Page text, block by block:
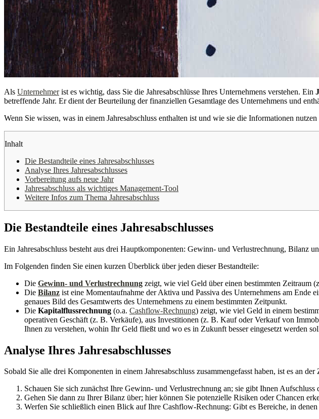
Als Unternehmerist es wichtig, dass Sie die Jahresabschlüsse Ihres Unternehmens verstehen. Ein
betreffende Jahr. Er dient der Beurteilung der finanziellen Gesamtlage des Unternehmens und
Wenn Sie wissen, was in einem Jahresabschluss enthalten ist und wie sie die Informationen
Inhalt
Die Bestandteile eines Jahresabschlusses
Analyse Ihres Jahresabschlusses
Vorbereitung aufs neue Jahr
Jahresabschluss als wichtiges Management-Tool
Weitere Infos zum Thema Jahresabschluss
Die Bestandteile eines Jahresabschlusses
Ein Jahresabschluss besteht aus drei Hauptkomponenten: Gewinn- und Verlustrechnung, Bilanz
Im Folgenden finden Sie einen kurzen Überblick über jeden dieser Bestandteile:
Die Gewinn- und Verlustrechnung zeigt, wie viel Geld über einen bestimmten Zeitraum
Die Bilanz ist eine Momentaufnahme der Aktiva und Passiva des Unternehmens am Ende
genaues Bild des Gesamtwerts des Unternehmens zu einem bestimmten Zeitpunkt.
Die Kapitalflussrechnung (o.a. Cashflow-Rechnung) zeigt, wie viel Geld in einem
operativen Geschäft (z. B. Verkäufe), aus Investitionen (z. B. Kauf oder Verkauf von
Ihnen zu verstehen, wohin Ihr Geld fließt und wo es in Zukunft besser eingesetzt werden
Analyse Ihres Jahresabschlusses
Sobald Sie alle drei Komponenten in einem Jahresabschluss zusammengefasst haben, ist es an
Schauen Sie sich zunächst Ihre Gewinn- und Verlustrechnung an; sie gibt Ihnen
Gehen Sie dann zu Ihrer Bilanz über; hier können Sie potenzielle Risiken oder Chancen
Werfen Sie schließlich einen Blick auf Ihre Cashflow-Rechnung: Gibt es Bereiche, in